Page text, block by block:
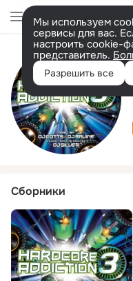
Мы используем
сервисы для вас.
настроить cookie-
представитель.
Разрешить все
Сборники